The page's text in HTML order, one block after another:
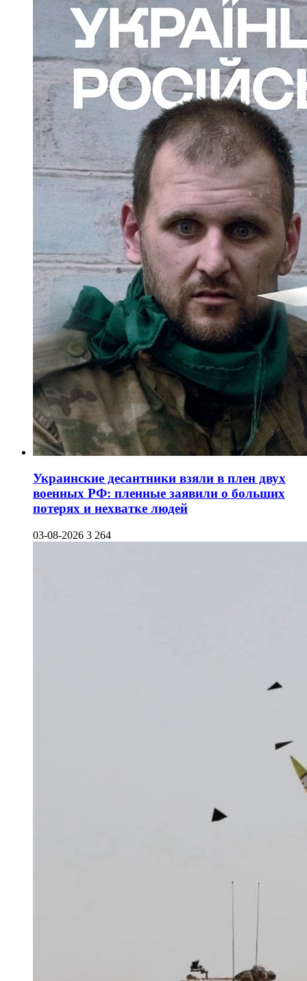
Украинские десантники взяли в плен двух
военных РФ: пленные заявили о больших
потерях и нехватке людей
03-08-2026 3 264